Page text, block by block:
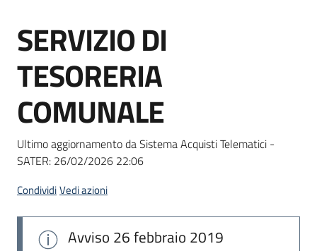
Bandi
strumenti
acquisto
Supporto
telematiche
Salta al contenuto
SERVIZIO DI
TESORERIA
COMUNALE
Ultimo aggiornamento da Sistema Acquisti Telematici -
SATER: 26/02/2026 22:06
CondividiVedi azioni
Avviso 26 febbraio 2019